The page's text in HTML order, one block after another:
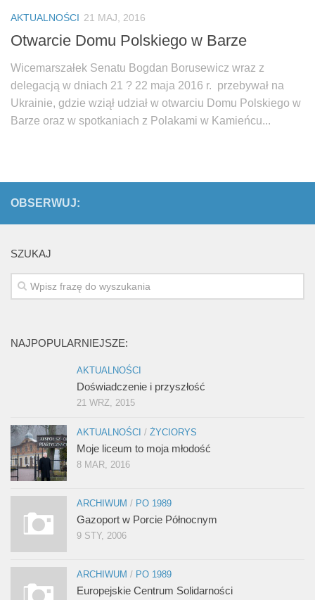
Fundacja Jacka Kaczmarskiego
Fundacja Batorego
AKTUALNOŚCI 21 MAJ, 2016
Otwarcie Domu Polskiego w Barze
Wicemarszałek Senatu Bogdan Borusewicz wraz z
delegacją w dniach 21 ? 22 maja 2016 r. przebywał na
Ukrainie, gdzie wziął udział w otwarciu Domu Polskiego w
Barze oraz w spotkaniach z Polakami w Kamieńcu...
OBSERWUJ:
SZUKAJ
NAJPOPULARNIEJSZE:
AKTUALNOŚCI
Doświadczenie i przyszłość
21 WRZ, 2015
AKTUALNOŚCI / ŻYCIORYS
Moje liceum to moja młodość
8 MAR, 2016
ARCHIWUM / PO 1989
Gazoport w Porcie Północnym
9 STY, 2006
ARCHIWUM / PO 1989
Europejskie Centrum Solidarności